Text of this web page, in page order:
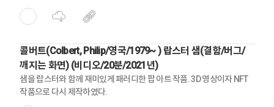
콜버트(Colbert, Philip/영국/1979~ ) 랍스터 샘(결함/버그/
깨지는 화면) (비디오/20분/2021년)
샘을 랍스터와 함께 재미있게 패러디한 팝 아트 작품. 3D 영상이자 NFT
작품으로 다시 제작하였다.